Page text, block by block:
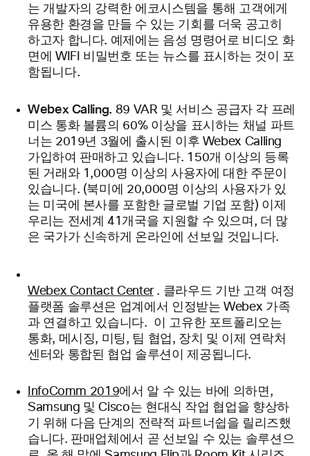
는 개발자의 강력한 에코시스템을 통해 고객에게
유용한 환경을 만들 수 있는 기회를 더욱 공고히
하고자 합니다. 예제에는 음성 명령어로 비디오 화
면에 WIFI 비밀번호 또는 뉴스를 표시하는 것이 포
함됩니다.
Webex Calling. 89 VAR 및 서비스 공급자 각 프레
미스 통화 볼륨의 60% 이상을 표시하는 채널 파트
너는 2019년 3월에 출시된 이후 Webex Calling
가입하여 판매하고 있습니다. 150개 이상의 등록
된 거래와 1,000명 이상의 사용자에 대한 주문이
있습니다. (북미에 20,000명 이상의 사용자가 있
는 미국에 본사를 포함한 글로벌 기업 포함) 이제
우리는 전세계 41개국을 지원할 수 있으며, 더 많
은 국가가 신속하게 온라인에 선보일 것입니다.
Webex Contact Center . 클라우드 기반 고객 여정
플랫폼 솔루션은 업계에서 인정받는 Webex 가족
과 연결하고 있습니다. 이 고유한 포트폴리오는
통화, 메시징, 미팅, 팀 협업, 장치 및 이제 연락처
센터와 통합된 협업 솔루션이 제공됩니다.
InfoComm 2019에서 알 수 있는 바에 의하면,
Samsung 및 Cisco는 현대식 작업 협업을 향상하
기 위해 다음 단계의 전략적 파트너쉽을 릴리즈했
습니다. 판매업체에서 곧 선보일 수 있는 솔루션으